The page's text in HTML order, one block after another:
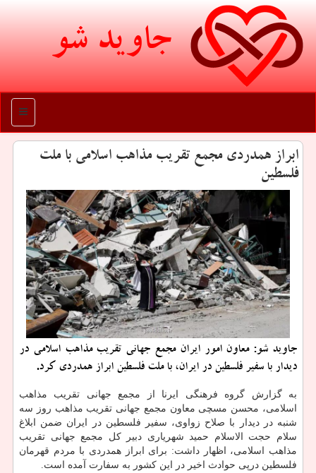
جاوید شو
منو
ابراز همدردی مجمع تقریب مذاهب اسلامی با ملت
فلسطین
جاوید شو: معاون امور ایران مجمع جهانی تقریب مذاهب اسلامی در
دیدار با سفیر فلسطین در ایران، با ملت فلسطین ابراز همدردی کرد.
به گزارش گروه فرهنگی ایرنا از مجمع جهانی تقریب مذاهب
اسلامی، محسن مسچی معاون مجمع جهانی تقریب مذاهب روز سه
شنبه در دیدار با صلاح زواوی، سفیر فلسطین در ایران ضمن ابلاغ
سلام حجت الاسلام حمید شهریاری دبیر کل مجمع جهانی تقریب
مذاهب اسلامی، اظهار داشت: برای ابراز همدردی با مردم قهرمان
فلسطین درپی حوادث اخیر در این کشور به سفارت آمده است.